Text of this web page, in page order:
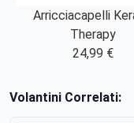
Arricciacapelli
Therapy
24,99 €
Volantini Correlati: